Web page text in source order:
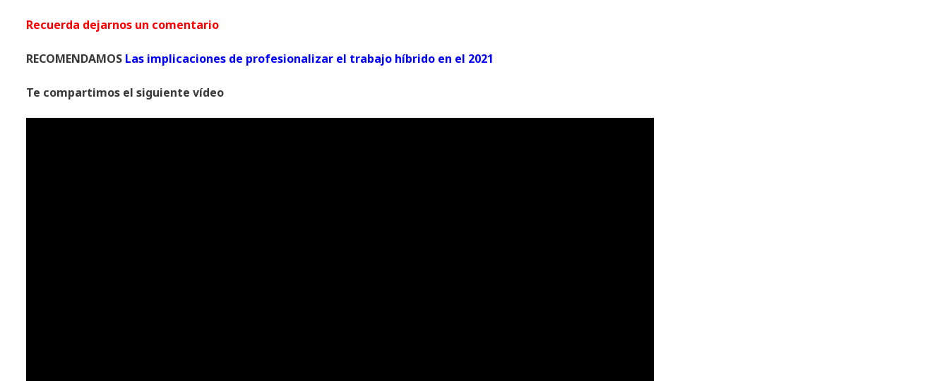
Recuerda dejarnos un comentario
RECOMENDAMOS Las implicaciones de profesionalizar el trabajo híbrido en el 2021
Te compartimos el siguiente vídeo